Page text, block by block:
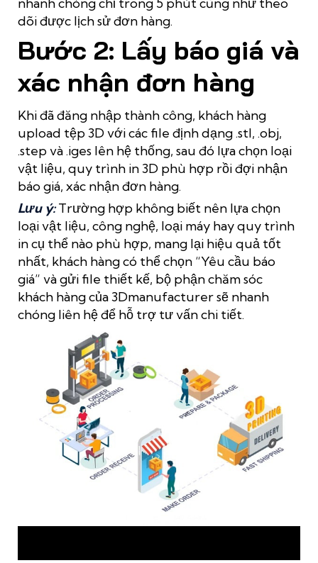
dõi được lịch sử đơn hàng.
Bước 2: Lấy báo giá và
xác nhận đơn hàng
Khi đã đăng nhập thành công, khách hàng
upload tệp 3D với các file định dạng .stl, .obj,
.step và .iges lên hệ thống, sau đó lựa chọn loại
vật liệu, quy trình in 3D phù hợp rồi đợi nhận
báo giá, xác nhận đơn hàng.
Lưu ý:Trường hợp không biết nên lựa chọn
loại vật liệu, công nghệ, loại máy hay quy trình
in cụ thể nào phù hợp, mang lại hiệu quả tốt
nhất, khách hàng có thể chọn “Yêu cầu báo
giá” và gửi file thiết kế, bộ phận chăm sóc
khách hàng của 3Dmanufacturer sẽ nhanh
chóng liên hệ để hỗ trợ tư vấn chi tiết.